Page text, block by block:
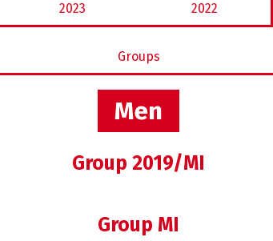
2023 2022
Groups
Men
Group 2019/MI
Group MI